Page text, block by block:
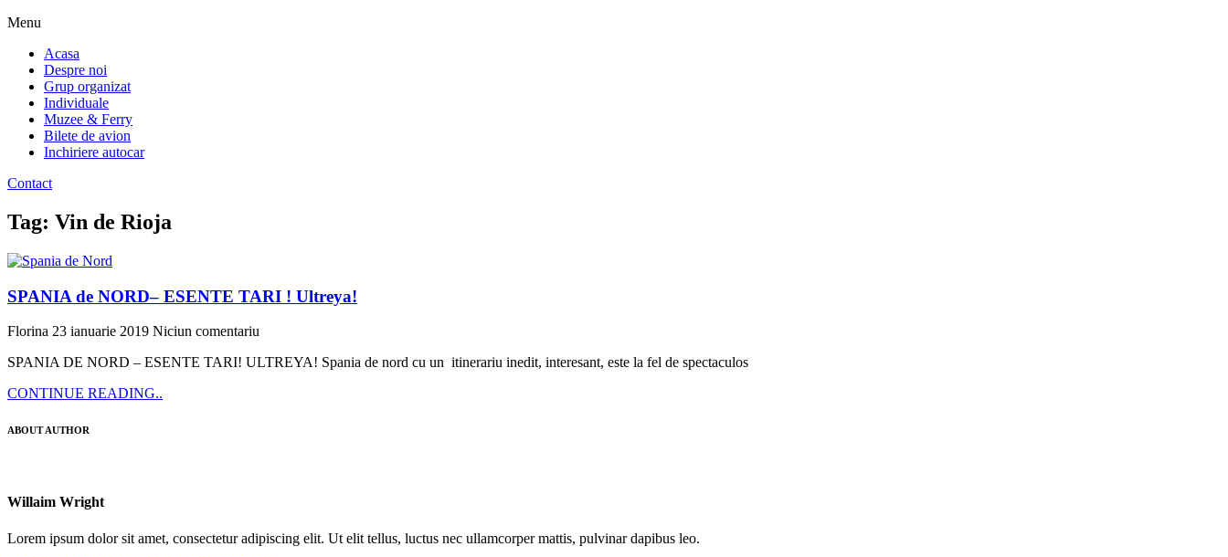
Menu
Acasa
Despre noi
Grup organizat
Individuale
Muzee & Ferry
Bilete de avion
Inchiriere autocar
Contact
Tag: Vin de Rioja
SPANIA de NORD– ESENTE TARI ! Ultreya!
Florina 23 ianuarie 2019 Niciun comentariu
SPANIA DE NORD – ESENTE TARI! ULTREYA! Spania de nord cu un itinerariu inedit, interesant, este la fel de spectaculos
CONTINUE READING..
ABOUT AUTHOR
Willaim Wright
Lorem ipsum dolor sit amet, consectetur adipiscing elit. Ut elit tellus, luctus nec ullamcorper mattis, pulvinar dapibus leo.